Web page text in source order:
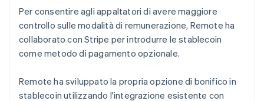
Per consentire agli appaltatori di avere maggiore
controllo sulle modalità di remunerazione, Remote ha
collaborato con Stripe per introdurre le stablecoin
come metodo di pagamento opzionale.
Remote ha sviluppato la propria opzione di bonifico in
stablecoin utilizzando l'integrazione esistente con